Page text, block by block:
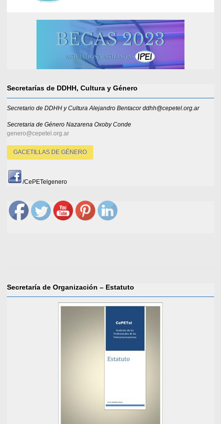
Secretarías de DDHH, Cultura y Género
Secretario de DDHH y Cultura Alejandro Bentacor ddhh@cepetel.org.ar
Secretaria de Género Nazarena Oxoby Conde
genero@cepetel.org.ar
GACETILLAS DE GÉNERO
/CePETelgenero
Secretaría de Organización – Estatuto